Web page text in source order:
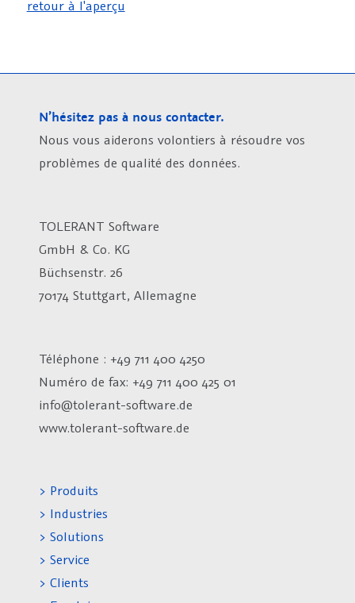
retour à l'aperçu
N’hésitez pas à nous contacter.
Nous vous aiderons volontiers à résoudre vos
problèmes de qualité des données.
TOLERANT Software
GmbH & Co. KG
Büchsenstr. 26
70174 Stuttgart, Allemagne
Téléphone : +49 711 400 4250
Numéro de fax: +49 711 400 425 01
info@tolerant-software.de
www.tolerant-software.de
> Produits
> Industries
> Solutions
> Service
> Clients